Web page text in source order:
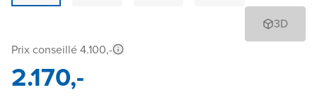
3D
Prix conseillé 4.100,-
2.170,-